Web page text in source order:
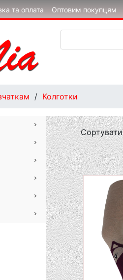
та оплата Оптовим покупцям
/ Колготки
Сортувати